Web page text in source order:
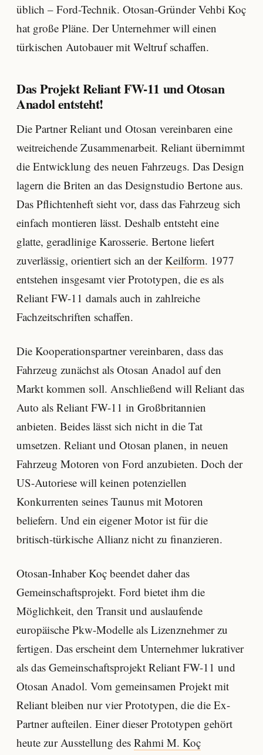
üblich – Ford-Technik. Otosan-Gründer Vehbi Koç
hat große Pläne. Der Unternehmer will einen
türkischen Autobauer mit Weltruf schaffen.
Das Projekt Reliant FW-11 und Otosan
Anadol entsteht!
Die Partner Reliant und Otosan vereinbaren eine
weitreichende Zusammenarbeit. Reliant übernimmt
die Entwicklung des neuen Fahrzeugs. Das Design
lagern die Briten an das Designstudio Bertone aus.
Das Pflichtenheft sieht vor, dass das Fahrzeug sich
einfach montieren lässt. Deshalb entsteht eine
glatte, geradlinige Karosserie. Bertone liefert
zuverlässig, orientiert sich an derKeilform. 1977
entstehen insgesamt vier Prototypen, die es als
Reliant FW-11 damals auch in zahlreiche
Fachzeitschriften schaffen.
Die Kooperationspartner vereinbaren, dass das
Fahrzeug zunächst als Otosan Anadol auf den
Markt kommen soll. Anschließend will Reliant das
Auto als Reliant FW-11 in Großbritannien
anbieten. Beides lässt sich nicht in die Tat
umsetzen. Reliant und Otosan planen, in neuen
Fahrzeug Motoren von Ford anzubieten. Doch der
US-Autoriese will keinen potenziellen
Konkurrenten seines Taunus mit Motoren
beliefern. Und ein eigener Motor ist für die
britisch-türkische Allianz nicht zu finanzieren.
Otosan-Inhaber Koç beendet daher das
Gemeinschaftsprojekt. Ford bietet ihm die
Möglichkeit, den Transit und auslaufende
europäische Pkw-Modelle als Lizenznehmer zu
fertigen. Das erscheint dem Unternehmer lukrativer
als das Gemeinschaftsprojekt Reliant FW-11 und
Otosan Anadol. Vom gemeinsamen Projekt mit
Reliant bleiben nur vier Prototypen, die die Ex-
Partner aufteilen. Einer dieser Prototypen gehört
heute zur Ausstellung des Rahmi M. Koç